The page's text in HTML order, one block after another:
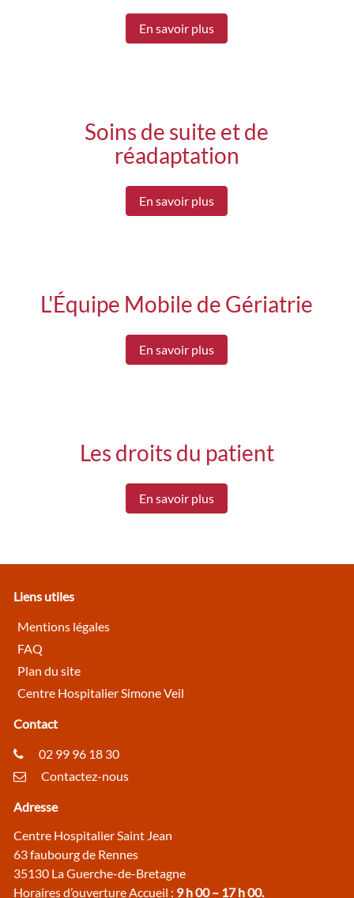
En savoir plus
Soins de suite et de
réadaptation
En savoir plus
L'Équipe Mobile de Gériatrie
En savoir plus
Les droits du patient
En savoir plus
Liens utiles
Mentions légales
FAQ
Plan du site
Centre Hospitalier Simone Veil
Contact
02 99 96 18 30
Contactez-nous
Adresse
Centre Hospitalier Saint Jean
63 faubourg de Rennes
35130 La Guerche-de-Bretagne
Horaires d’ouverture Accueil : 9 h 00 – 17 h 00.